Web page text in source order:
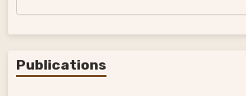
Publications